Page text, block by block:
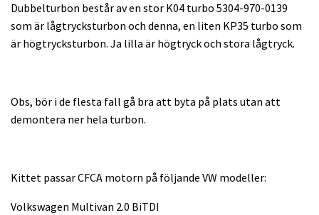
Dubbelturbon består av en stor K04 turbo 5304-970-0139
som är lågtrycksturbon och denna, en liten KP35 turbo som
är högtrycksturbon. Ja lilla är högtryck och stora lågtryck.
Obs, bör i de flesta fall gå bra att byta på plats utan att
demontera ner hela turbon.
Kittet passar CFCA motorn på följande VW modeller:
Volkswagen Multivan 2.0 BiTDI